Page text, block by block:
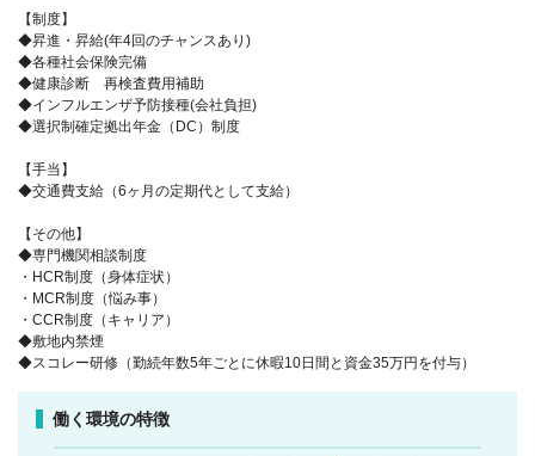
【制度】
◆昇進・昇給(年4回のチャンスあり)
◆各種社会保険完備
◆健康診断 再検査費用補助
◆インフルエンザ予防接種(会社負担)
◆選択制確定拠出年金（DC）制度
【手当】
◆交通費支給（6ヶ月の定期代として支給）
【その他】
◆専門機関相談制度
・HCR制度（身体症状）
・MCR制度（悩み事）
・CCR制度（キャリア）
◆敷地内禁煙
◆スコレー研修（勤続年数5年ごとに休暇10日間と資金35万円を付与）
働く環境の特徴